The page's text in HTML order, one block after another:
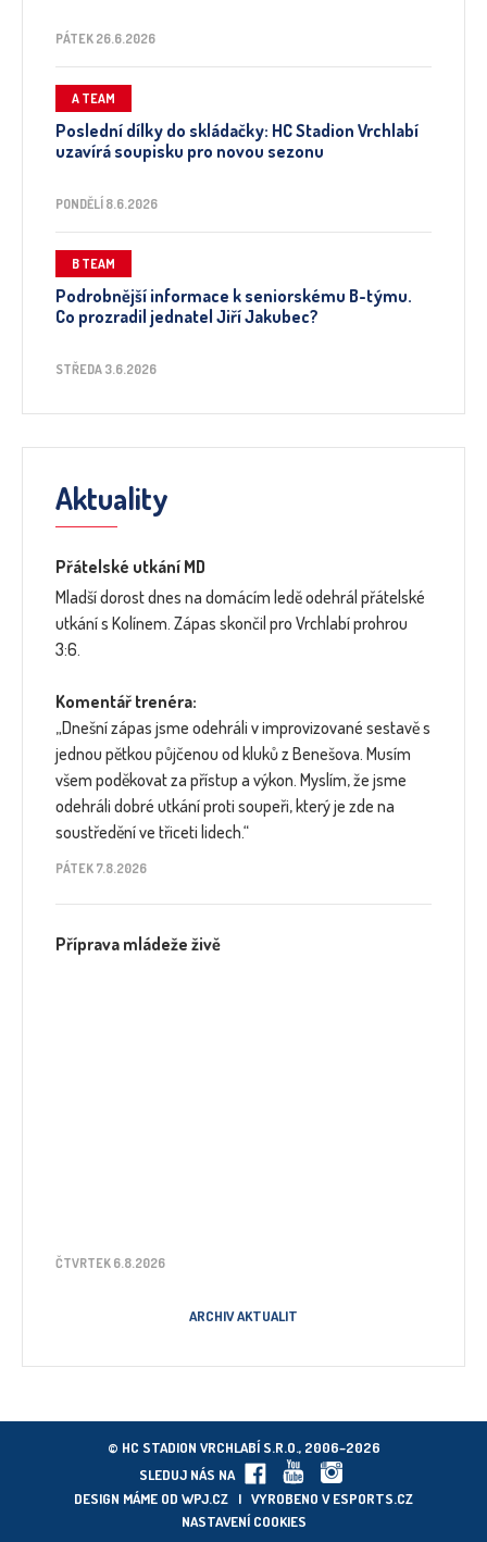
PÁTEK 26.6.2026
A TEAM
Poslední dílky do skládačky: HC Stadion Vrchlabí
uzavírá soupisku pro novou sezonu
PONDĚLÍ 8.6.2026
B TEAM
Podrobnější informace k seniorskému B-týmu.
Co prozradil jednatel Jiří Jakubec?
STŘEDA 3.6.2026
Aktuality
Přátelské utkání MD
Mladší dorost dnes na domácím ledě odehrál přátelské
utkání s Kolínem. Zápas skončil pro Vrchlabí prohrou
3:6.
Komentář trenéra:
„Dnešní zápas jsme odehráli v improvizované sestavě s
jednou pětkou půjčenou od kluků z Benešova. Musím
všem poděkovat za přístup a výkon. Myslím, že jsme
odehráli dobré utkání proti soupeři, který je zde na
soustředění ve třiceti lidech.“
PÁTEK 7.8.2026
Příprava mládeže živě
ČTVRTEK 6.8.2026
ARCHIV AKTUALIT
© HC STADION VRCHLABÍ S.R.O., 2006–2026
SLEDUJ NÁS NA
DESIGN MÁME OD WPJ.CZ | VYROBENO VESPORTS.CZ
NASTAVENÍ COOKIES